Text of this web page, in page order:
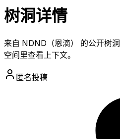
树洞详情
来自 NDND（恩滴） 的公开树
空间里查看上下文。
匿名投稿